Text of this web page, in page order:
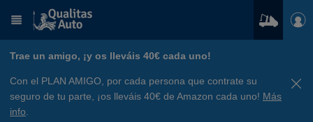
Trae un amigo, ¡y os lleváis 40€ cada uno!
Con el PLAN AMIGO, por cada persona que contrate su
seguro de tu parte, ¡os lleváis 40€ de Amazon cada uno! Más
info